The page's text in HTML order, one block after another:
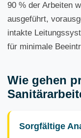
90 % der Arbeiten
ausgeführt,
intakte
für minimale
Wie gehen
Sorgfältige